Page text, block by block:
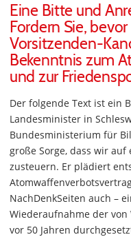
Eine Bitte und
Fordern Sie,
Vorsitzenden-
Bekenntnis zum
und zur
Der folgende Text ist ein
Landesminister in
Bundesministerium für
große Sorge, dass wir
zusteuern. Er plädiert
NachDenkSeiten auch –
Wiederaufnahme der
vor 50 Jahren